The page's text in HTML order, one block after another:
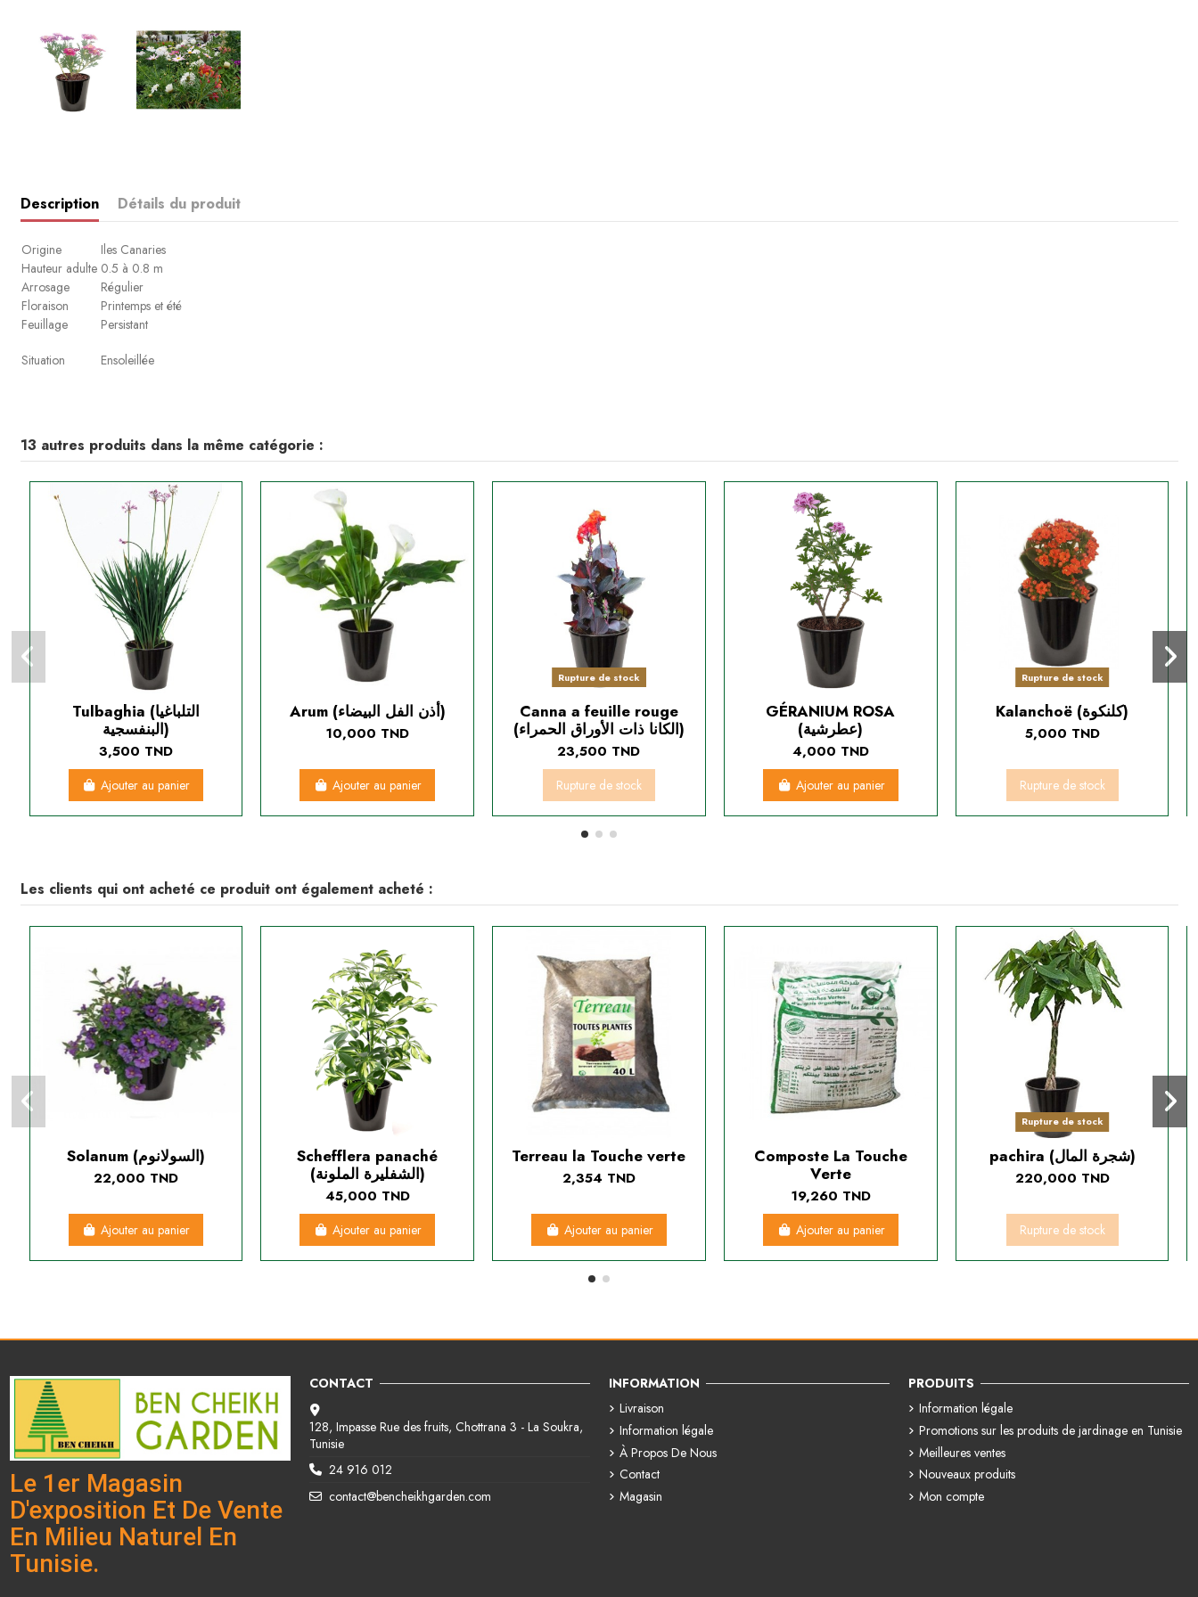
Description Détails du produit
Origine
Iles Canaries
Hauteur adulte 0.5 à 0.8 m
Arrosage
Régulier
Floraison
Printemps et été
Feuillage
Persistant
Situation
Ensoleillée
13 autres produits dans la même catégorie :
Tulbaghia (التلباغيا
البنفسجية)
3,500 TND
Ajouter au panier
Arum (أذن الفل البيضاء)
10,000 TND
Ajouter au panier
Rupture de stock
Canna a feuille rouge
(الكانا ذات الأوراق الحمراء)
23,500 TND
Rupture de stock
GÉRANIUM ROSA
(عطرشية)
4,000 TND
Ajouter au panier
Rupture de stock
Kalanchoë (كلنكوة)
5,000 TND
Rupture de stock
Les clients qui ont acheté ce produit ont également acheté :
Solanum (السولانوم)
22,000 TND
Ajouter au panier
Schefflera panaché
(الشفليرة الملونة)
45,000 TND
Ajouter au panier
Terreau la Touche verte
2,354 TND
Ajouter au panier
Composte La Touche
Verte
19,260 TND
Ajouter au panier
Rupture de stock
pachira (شجرة المال)
220,000 TND
Rupture de stock
Le 1er Magasin
D'exposition Et De Vente
En Milieu Naturel En
Tunisie.
CONTACT
128, Impasse Rue des fruits, Chottrana 3 - La Soukra,
Tunisie
24 916 012
contact@bencheikhgarden.com
INFORMATION
Livraison
Information légale
À Propos De Nous
Contact
Magasin
PRODUITS
Information légale
Promotions sur les produits de jardinage en Tunisie
Meilleures ventes
Nouveaux produits
Mon compte